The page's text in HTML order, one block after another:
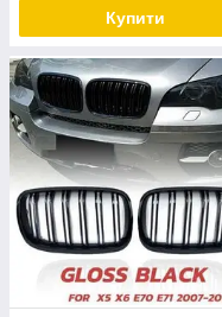
Купити